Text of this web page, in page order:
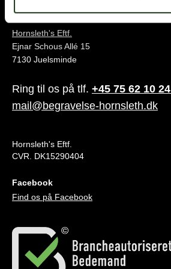
Hornsleth's Eftf.
Ejnar Schous Allé 15
7130 Juelsminde
Ring til os på tlf. +45 75 62 10 24
mail@begravelse-hornsleth.dk
Hornsleth's Eftf.
CVR. DK15290404
Facebook
Find os på Facebook